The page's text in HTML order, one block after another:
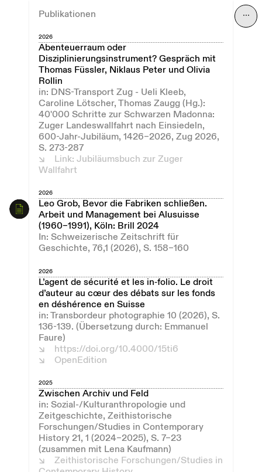
⋯
Publikationen
2026
Abenteuerraum oder
Disziplinierungsinstrument? Gespräch mit
Thomas Füssler, Niklaus Peter und Olivia
Rollin
in: DNS-Transport Zug - Ueli Kleeb,
Caroline Lötscher, Thomas Zaugg (Hg.):
40'000 Schritte zur Schwarzen Madonna:
Zuger Landeswallfahrt nach Einsiedeln,
600-Jahr-Jubiläum, 1426–2026, Zug 2026,
S. 273-287
Link: Jubiläumsbuch zur Zuger
Wallfahrt
2026
Leo Grob, Bevor die Fabriken schließen.
Arbeit und Management bei Alusuisse
(1960–1991), Köln: Brill 2024
In: Schweizerische Zeitschrift für
Geschichte, 76,1 (2026), S. 158–160
2026
L’agent de sécurité et les in‑folio. Le droit
d’auteur au cœur des débats sur les fonds
en déshérence en Suisse
in: Transbordeur photographie 10 (2026), S.
136-139. (Übersetzung durch: Emmanuel
Faure)
https://doi.org/10.4000/15ti6
OpenEdition
2025
Zwischen Archiv und Feld
in: Sozial-/Kulturanthropologie und
Zeitgeschichte, Zeithistorische
Forschungen/Studies in Contemporary
History 21, 1 (2024–2025), S. 7–23
(zusammen mit Lena Kaufmann)
Zeithistorische Forschungen/Studies in